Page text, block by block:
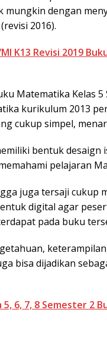
mungkin dengan
2016).
K13 Revisi 2019
Matematika Kelas 5
kurikulum 2013
cukup simpel,
bentuk desaign
pelajaran
juga tersaji cukup
digital agar
pada buku
bisa dijadikan
6, 7, 8 Semester 2